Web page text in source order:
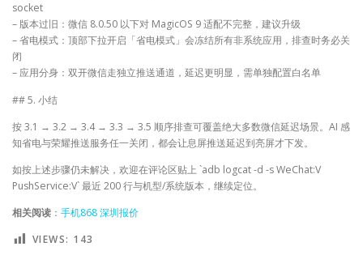
socket
– 版本过旧：微信 8.0.50 以下对 MagicOS 9 适配不完整，建议升级
– 省电模式：顶部下拉开启「省电模式」会冻结所有非系统应用，排查时务必关
闭
– 应用分身：双开微信走独立推送通道，延迟更明显，需单独配置白名单
## 5. 小结
按 3.1 → 3.2 → 3.4 → 3.3 → 3.5 顺序排查可覆盖绝大多数微信延迟场景。AI 感
知省电与荣耀推送服务任一关闭，都会让息屏推送延迟到亮屏才下发。
如按上述步骤仍未解决，欢迎在评论区贴上 `adb logcat -d -s WeChat:V
PushService:V` 最近 200 行与机型/系统版本，继续定位。
相关阅读 ： 手机868 深圳报价
VIEWS: 143